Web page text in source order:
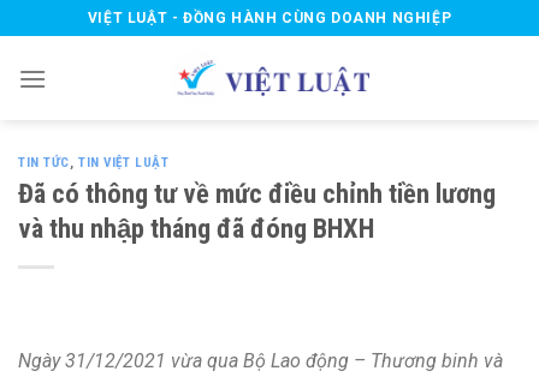
to
content
VIỆT LUẬT - ĐỒNG HÀNH CÙNG DOANH NGHIỆP
TIN TỨC,TIN VIỆT LUẬT
Đã có thông tư về mức điều chỉnh tiền lương
và thu nhập tháng đã đóng BHXH
Ngày 31/12/2021 vừa qua Bộ Lao động – Thương binh và